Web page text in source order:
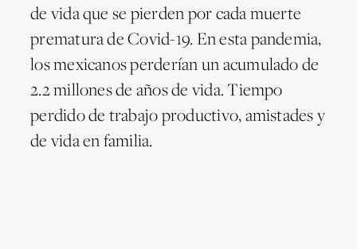
de vida que se pierden por cada muerte
prematura de Covid-19. En esta pandemia,
los mexicanos perderían un acumulado de
2.2 millones de años de vida. Tiempo
perdido de trabajo productivo, amistades y
de vida en familia.